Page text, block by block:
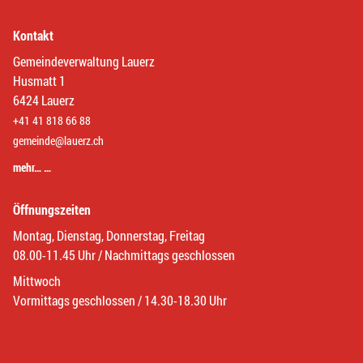
Kontakt
Gemeindeverwaltung Lauerz
Husmatt 1
6424 Lauerz
+41 41 818 66 88
gemeinde@lauerz.ch
mehr… …
Öffnungszeiten
Montag, Dienstag, Donnerstag, Freitag
08.00-11.45 Uhr / Nachmittags geschlossen
Mittwoch
Vormittags geschlossen / 14.30-18.30 Uhr